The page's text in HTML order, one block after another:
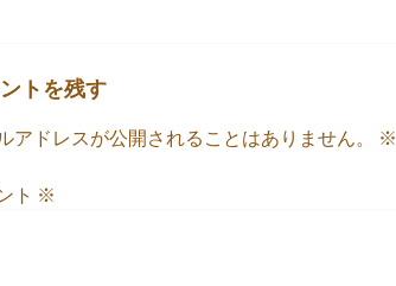
トを残す
アドレスが公開されることはありません。 ※
ト ※